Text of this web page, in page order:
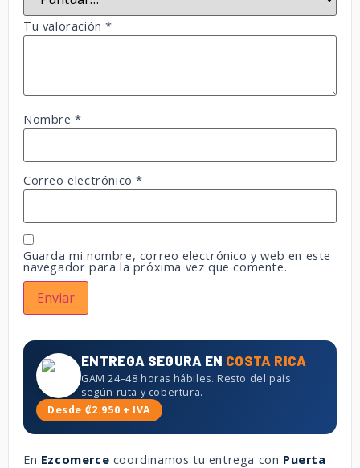
Tu valoración*
Nombre*
Correo electrónico*
Guarda mi nombre, correo electrónico y web en este
navegador para la próxima vez que comente.
ENTREGA SEGURA EN COSTA RICA
GAM 24–48 horas hábiles. Resto del país
según ruta y cobertura.
Desde ₡2.950 + IVA
En Ezcomerce coordinamos tu entrega con Puerta